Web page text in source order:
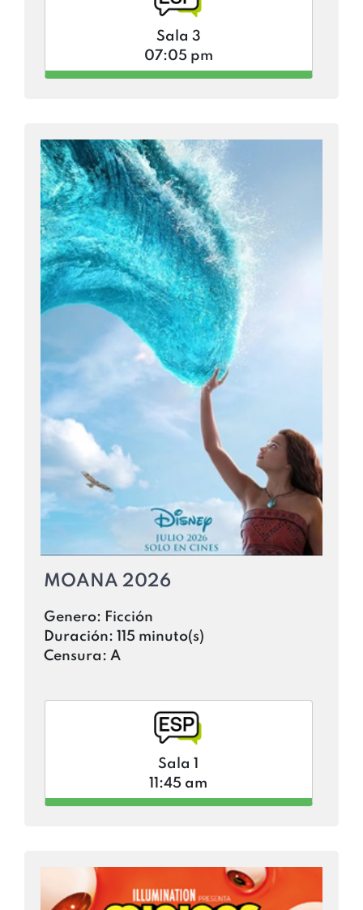
Sala 3
07:05 pm
MOANA 2026
Genero: Ficción
Duración: 115 minuto(s)
Censura: A
Sala 1
11:45 am